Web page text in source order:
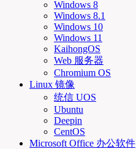
Windows 8
Windows 8.1
Windows 10
Windows 11
KaihongOS
Web 服务器
Chromium OS
Linux 镜像
统信 UOS
Ubuntu
Deepin
CentOS
Microsoft Office 办公软件